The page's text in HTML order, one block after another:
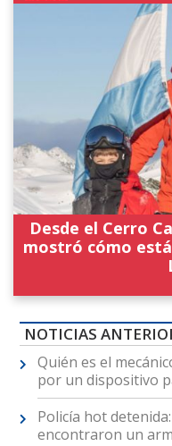
Desde el Cerro
mostró cómo
NOTICIAS
Quién es el
por un dispositivo
Policía hot
encontraron un